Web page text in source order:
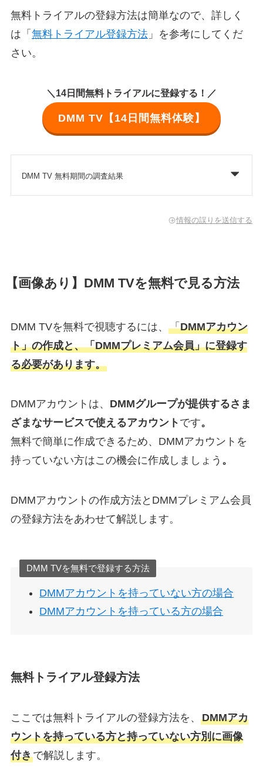
無料トライアルの登録方法は簡単なので、詳しく
は「 無料トライアル登録方法」を参考にしてくだ
さい。
＼14日間無料トライアルに登録する！／
DMM TV【14日間無料体験】
DMM TV 無料期間の調査結果
情報の誤りを送信する
【画像あり】DMM TVを無料で見る方法
DMM TVを無料で視聴するには、 「DMMアカウン
ト」の作成と、「DMMプレミアム会員」に登録す
る必要があります。
DMMアカウントは、 DMMグループが提供するさま
ざまなサービスで使えるアカウント です。
無料で簡単に作成できるため、DMMアカウントを
持っていない方はこの機会に作成しましょう 。
DMMアカウントの作成方法とDMMプレミアム会員
の登録方法をあわせて解説します。
DMM TVを無料で登録する方法
DMMアカウントを持っていない方の場合
DMMアカウントを持っている方の場合
無料トライアル登録方法
ここでは無料トライアルの登録方法を、 DMMアカ
ウントを持っている方と持っていない方別に画像
付きで解説します。